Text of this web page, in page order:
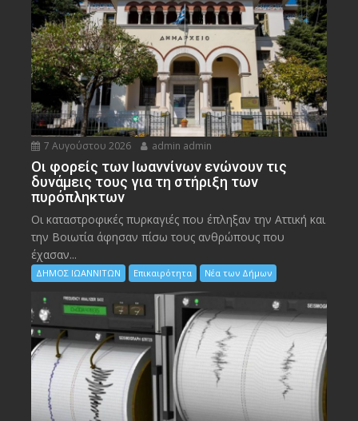
7 Αυγούστου 2026 admin admin
Οι φορείς των Ιωαννίνων ενώνουν τις
δυνάμεις τους για τη στήριξη των
πυρόπληκτων
Οι καταστροφικές πυρκαγιές που έπληξαν την Αττική και
την Bοιωτία άφησαν πίσω τους ανθρώπους που
έχασαν...
ΔΗΜΟΣ ΙΩΑΝΝΙΤΩΝ Επικαιρότητα Νέα των Δήμων